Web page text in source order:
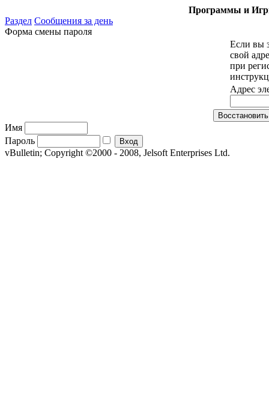
Программы и
Раздел Сообщения за день
Форма смены пароля
Если вы
свой
при
Адрес
Имя
Пароль
vBulletin; Copyright ©2000 - 2008, Jelsoft Enterprises Ltd.